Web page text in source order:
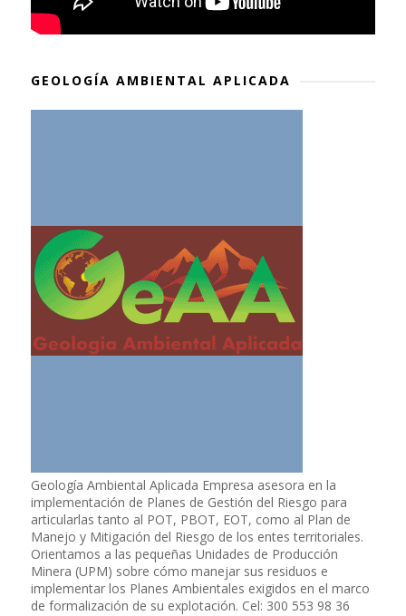
GEOLOGÍA AMBIENTAL APLICADA
Geología Ambiental Aplicada Empresa asesora en la
implementación de Planes de Gestión del Riesgo para
articularlas tanto al POT, PBOT, EOT, como al Plan de
Manejo y Mitigación del Riesgo de los entes territoriales.
Orientamos a las pequeñas Unidades de Producción
Minera (UPM) sobre cómo manejar sus residuos e
implementar los Planes Ambientales exigidos en el marco
de formalización de su explotación. Cel: 300 553 98 36